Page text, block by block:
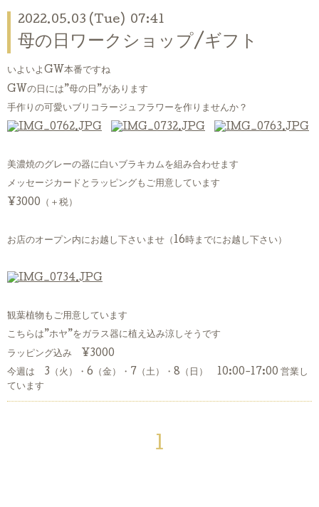
2022.05.03 (Tue) 07:41
母の日ワークショップ/ギフト
いよいよGW本番ですね
GWの日には”母の日”があります
手作りの可愛いブリコラージュフラワーを作りませんか？
美濃焼のグレーの器に白いブラキカムを組み合わせます
メッセージカードとラッピングもご用意しています
¥3000（＋税）
お店のオープン内にお越し下さいませ（16時までにお越し下さい）
観葉植物もご用意しています
こちらは”ホヤ”をガラス器に植え込み涼しそうです
ラッピング込み ¥3000
今週は 3（火）・6（金）・7（土）・8（日） 10:00-17:00 営業し
ています
1